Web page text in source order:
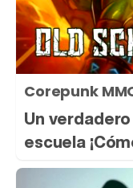
Corepunk
Un
escuela